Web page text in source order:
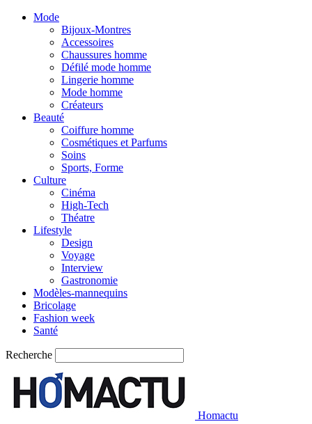
Mode
Bijoux-Montres
Accessoires
Chaussures homme
Défilé mode homme
Lingerie homme
Mode homme
Créateurs
Beauté
Coiffure homme
Cosmétiques et Parfums
Soins
Sports, Forme
Culture
Cinéma
High-Tech
Théatre
Lifestyle
Design
Voyage
Interview
Gastronomie
Modèles-mannequins
Bricolage
Fashion week
Santé
Recherche
Homactu